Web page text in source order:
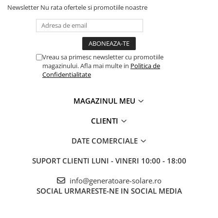
Mod ECO – consum foarte redus
In modul ECO, invertorul intra in repaus atunci cand sarcina
scade sub un nivel presetat.
Consum in mers in gol: 5.6W
Consum in mod ECO: aproximativ 0.9W
Eficienta maxima: pana la 89%
Protectii si constructie
Protectie la scurtcircuit
Protectie la supraincalzire
Dimensiuni: 260 x 165 x 86 mm
Este alegerea potrivita pentru sisteme 12V mici unde ai nevoie de
Newsletter Nu rata ofertele si promotiile noastre
Vreau sa primesc newsletter cu promotiile
magazinului. Afla mai multe in Politica de
Confidentialitate
MAGAZINUL MEU
CLIENTI
DATE COMERCIALE
SUPORT CLIENTI LUNI - VINERI 10:00 - 18:00
info@generatoare-solare.ro
SOCIAL URMARESTE-NE IN SOCIAL MEDIA